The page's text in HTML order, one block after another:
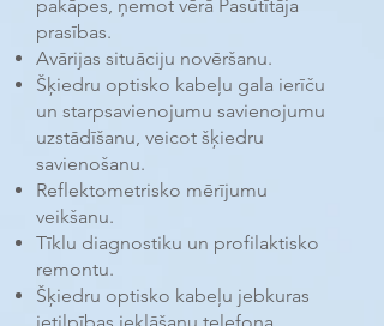
pakāpes, ņemot vērā Pasūtītāja
prasības.
Avārijas situāciju novēršanu.
Šķiedru optisko kabeļu gala ierīču
un starpsavienojumu savienojumu
uzstādīšanu, veicot šķiedru
savienošanu.
Reflektometrisko mērījumu
veikšanu.
Tīklu diagnostiku un profilaktisko
remontu.
Šķiedru optisko kabeļu jebkuras